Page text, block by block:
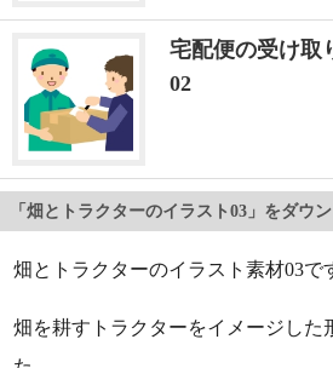
宅配便の受け取
02
「畑とトラクターのイラスト03」をダウ
畑とトラクターのイラスト素材03で
畑を耕すトラクターをイメージした